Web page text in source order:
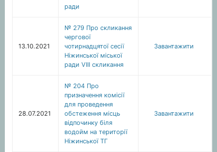
ради
13.10.2021
№ 279 Про скликання
чергової
чотирнадцятої сесії
Ніжинської міської
ради VIIІ скликання
Завантажити
28.07.2021
№ 204 Про
призначення комісії
для проведення
обстеження місць
відпочинку біля
водойм на території
Ніжинської ТГ
Завантажити